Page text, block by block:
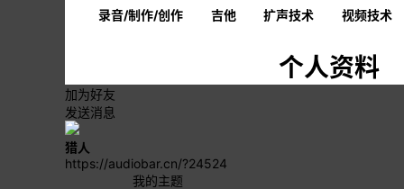
录音/制作/创作 吉他 扩声技术 视频技术
个人资料
加为好友
发送消息
猎人
https://audiobar.cn/?24524
我的主题